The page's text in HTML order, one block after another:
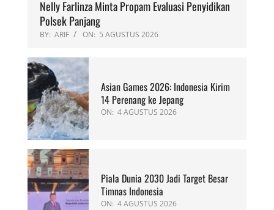
Nelly Farlinza Minta Propam Evaluasi Penyidikan
Polsek Panjang
BY: ARIF ON: 5 AGUSTUS 2026
Asian Games 2026: Indonesia Kirim
14 Perenang ke Jepang
ON: 4 AGUSTUS 2026
Piala Dunia 2030 Jadi Target Besar
Timnas Indonesia
ON: 4 AGUSTUS 2026